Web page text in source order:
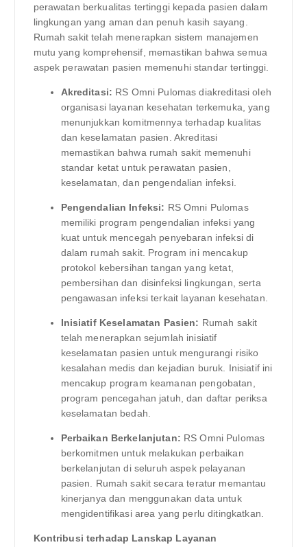
perawatan berkualitas tertinggi kepada pasien dalam
lingkungan yang aman dan penuh kasih sayang.
Rumah sakit telah menerapkan sistem manajemen
mutu yang komprehensif, memastikan bahwa semua
aspek perawatan pasien memenuhi standar tertinggi.
Akreditasi: RS Omni Pulomas diakreditasi oleh
organisasi layanan kesehatan terkemuka, yang
menunjukkan komitmennya terhadap kualitas
dan keselamatan pasien. Akreditasi
memastikan bahwa rumah sakit memenuhi
standar ketat untuk perawatan pasien,
keselamatan, dan pengendalian infeksi.
Pengendalian Infeksi: RS Omni Pulomas
memiliki program pengendalian infeksi yang
kuat untuk mencegah penyebaran infeksi di
dalam rumah sakit. Program ini mencakup
protokol kebersihan tangan yang ketat,
pembersihan dan disinfeksi lingkungan, serta
pengawasan infeksi terkait layanan kesehatan.
Inisiatif Keselamatan Pasien: Rumah sakit
telah menerapkan sejumlah inisiatif
keselamatan pasien untuk mengurangi risiko
kesalahan medis dan kejadian buruk. Inisiatif ini
mencakup program keamanan pengobatan,
program pencegahan jatuh, dan daftar periksa
keselamatan bedah.
Perbaikan Berkelanjutan: RS Omni Pulomas
berkomitmen untuk melakukan perbaikan
berkelanjutan di seluruh aspek pelayanan
pasien. Rumah sakit secara teratur memantau
kinerjanya dan menggunakan data untuk
mengidentifikasi area yang perlu ditingkatkan.
Kontribusi terhadap Lanskap Layanan